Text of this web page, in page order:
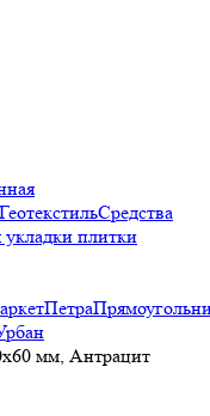
ГеотекстильСредства
плитки
Петра
мм, Антрацит